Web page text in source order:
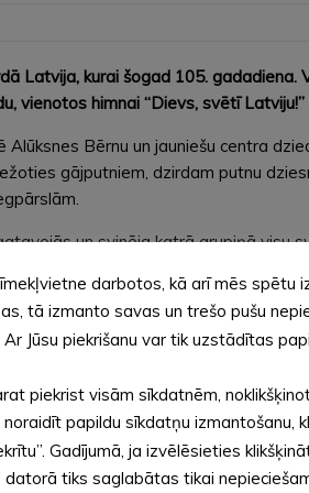
Latvija, kurai šogad 105.
vienotos himnai “Dievs, svētī Latviju!”
Bērnu un jauniešu centra
gājputniem, dzirdam putnu
un svinēja katrā grupiņā visu
darbotos, kā arī mēs spētu
tā izmanto savas un trešo pušu
Ar Jūsu piekrišanu var tik uzstādītas
piekrist visām sīkdatnēm,
noraidīt papildu sīkdatņu izmantošanu,
Gadījumā, ja izvēlēsieties
datorā tiks saglabātas tikai